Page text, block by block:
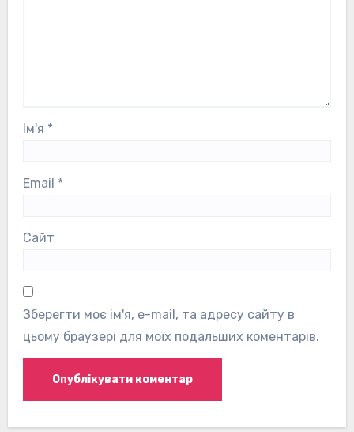
Ім'я *
Email *
Сайт
Зберегти моє ім'я, e-mail, та адресу сайту в
цьому браузері для моїх подальших коментарів.